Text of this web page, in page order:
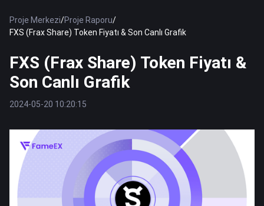
Proje Merkezi/Proje Raporu/
FXS (Frax Share) Token Fiyatı & Son Canlı Grafik
FXS (Frax Share) Token Fiyatı &
Son Canlı Grafik
2024-05-20 10:20:15